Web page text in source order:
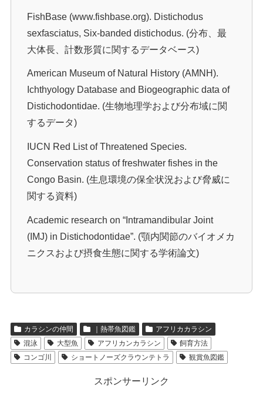
FishBase (www.fishbase.org). Distichodus
sexfasciatus, Six-banded distichodus. (分布、最
大体長、計数形質に関するデータベース)
American Museum of Natural History (AMNH).
Ichthyology Database and Biogeographic data of
Distichodontidae. (生物地理学および分布域に関
するデータ)
IUCN Red List of Threatened Species.
Conservation status of freshwater fishes in the
Congo Basin. (生息環境の保全状況および脅威に
関する資料)
Academic research on “Intramandibular Joint
(IMJ) in Distichodontidae”. (顎内関節のバイオメカ
ニクスおよび摂食生態に関する学術論文)
カラシンの仲間 ｜熱帯魚図鑑
アフリカカラシン
混泳
大型魚 アフリカンカラシン
飼育方法
コンゴ川
ショートノーズクラウンテトラ 観賞魚図鑑
スポンサーリンク